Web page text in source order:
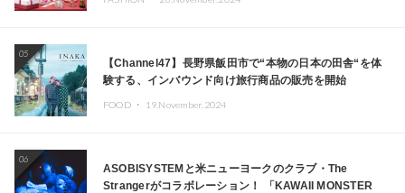
05
【Channel47】長野県飯田市で“本物の日本の田舎“を体
験する、インバウンド向け旅行商品の販売を開始
FOOD ・ 19.November.2024
06
ASOBISYSTEMと米ニューヨークのクラブ・The
Strangerがコラボレーション！ 「KAWAII MONSTER